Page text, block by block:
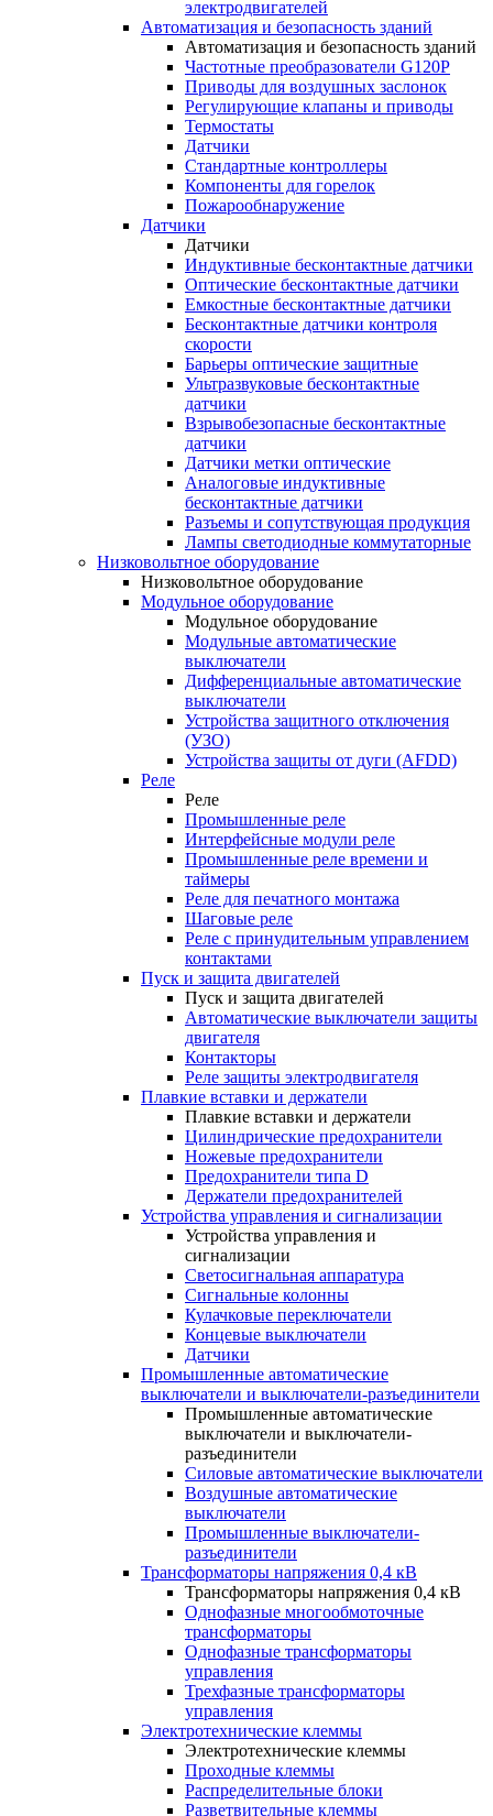
электродвигателей
Автоматизация и безопасность зданий
Автоматизация и безопасность зданий
Частотные преобразователи G120P
Приводы для воздушных заслонок
Регулирующие клапаны и приводы
Термостаты
Датчики
Стандартные контроллеры
Компоненты для горелок
Пожарообнаружение
Датчики
Датчики
Индуктивные бесконтактные датчики
Оптические бесконтактные датчики
Емкостные бесконтактные датчики
Бесконтактные датчики контроля
скорости
Барьеры оптические защитные
Ультразвуковые бесконтактные
датчики
Взрывобезопасные бесконтактные
датчики
Датчики метки оптические
Аналоговые индуктивные
бесконтактные датчики
Разъемы и сопутствующая продукция
Лампы светодиодные коммутаторные
Низковольтное оборудование
Низковольтное оборудование
Модульное оборудование
Модульное оборудование
Модульные автоматические
выключатели
Дифференциальные автоматические
выключатели
Устройства защитного отключения
(УЗО)
Устройства защиты от дуги (AFDD)
Реле
Реле
Промышленные реле
Интерфейсные модули реле
Промышленные реле времени и
таймеры
Реле для печатного монтажа
Шаговые реле
Реле с принудительным управлением
контактами
Пуск и защита двигателей
Пуск и защита двигателей
Автоматические выключатели защиты
двигателя
Контакторы
Реле защиты электродвигателя
Плавкие вставки и держатели
Плавкие вставки и держатели
Цилиндрические предохранители
Ножевые предохранители
Предохранители типа D
Держатели предохранителей
Устройства управления и сигнализации
Устройства управления и
сигнализации
Светосигнальная аппаратура
Сигнальные колонны
Кулачковые переключатели
Концевые выключатели
Датчики
Промышленные автоматические
выключатели и выключатели-разъединители
Промышленные автоматические
выключатели и выключатели-
разъединители
Силовые автоматические выключатели
Воздушные автоматические
выключатели
Промышленные выключатели-
разъединители
Трансформаторы напряжения 0,4 кВ
Трансформаторы напряжения 0,4 кВ
Однофазные многообмоточные
трансформаторы
Однофазные трансформаторы
управления
Трехфазные трансформаторы
управления
Электротехнические клеммы
Электротехнические клеммы
Проходные клеммы
Распределительные блоки
Разветвительные клеммы